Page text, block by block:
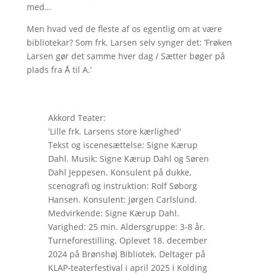
med…
Men hvad ved de fleste af os egentlig om at være
bibliotekar? Som frk. Larsen selv synger det: ’Frøken
Larsen gør det samme hver dag / Sætter bøger på
plads fra Å til A.’
Akkord Teater:
'Lille frk. Larsens store kærlighed'
Tekst og iscenesættelse: Signe Kærup
Dahl. Musik: Signe Kærup Dahl og Søren
Dahl Jeppesen. Konsulent på dukke,
scenografi og instruktion: Rolf Søborg
Hansen. Konsulent: Jørgen Carlslund.
Medvirkende: Signe Kærup Dahl.
Varighed: 25 min. Aldersgruppe: 3-8 år.
Turneforestilling. Oplevet 18. december
2024 på Brønshøj Bibliotek. Deltager på
KLAP-teaterfestival i april 2025 i Kolding